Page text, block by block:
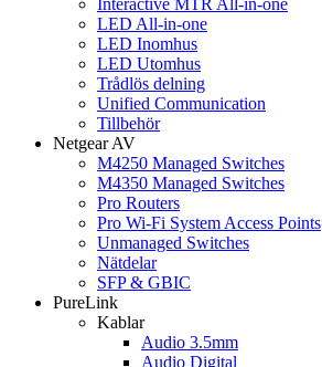
Interactive MTR All-in-one
LED All-in-one
LED Inomhus
LED Utomhus
Trådlös delning
Unified Communication
Tillbehör
Netgear AV
M4250 Managed Switches
M4350 Managed Switches
Pro Routers
Pro Wi-Fi System Access Points
Unmanaged Switches
Nätdelar
SFP & GBIC
PureLink
Kablar
Audio 3.5mm
Audio Digital